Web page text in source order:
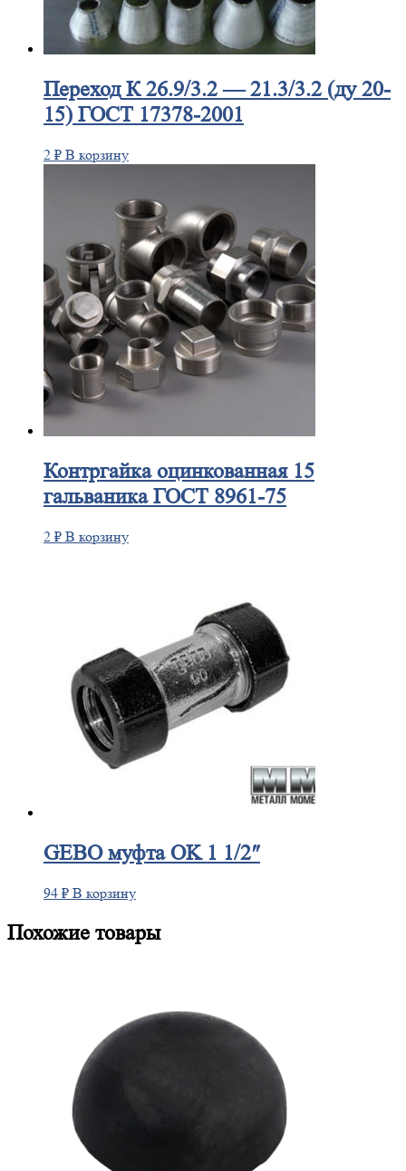
ПереходК 26.9/3.2 — 21.3/3.2 (ду 20-
15) ГОСТ 17378-2001
2 ₽ В корзину
Контргайкаоцинкованная 15
гальваника ГОСТ 8961-75
2 ₽ В корзину
GEBOмуфта OK 1 1/2″
94 ₽ В корзину
Похожие товары